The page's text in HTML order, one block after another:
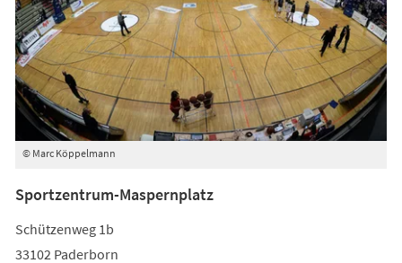
© Marc Köppelmann
Sportzentrum-Maspernplatz
Schützenweg 1b
33102 Paderborn